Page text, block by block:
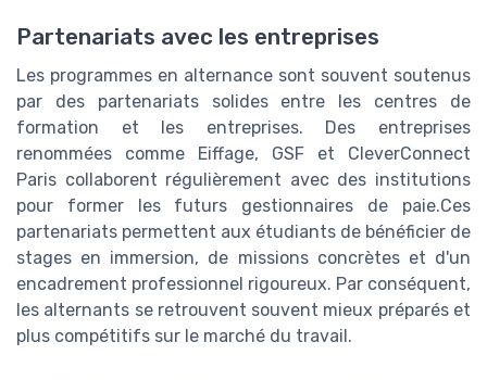
Partenariats avec les entreprises
Les programmes en alternance sont souvent soutenus
par des partenariats solides entre les centres de
formation et les entreprises. Des entreprises
renommées comme Eiffage, GSF et CleverConnect
Paris collaborent régulièrement avec des institutions
pour former les futurs gestionnaires de paie.Ces
partenariats permettent aux étudiants de bénéficier de
stages en immersion, de missions concrètes et d'un
encadrement professionnel rigoureux. Par conséquent,
les alternants se retrouvent souvent mieux préparés et
plus compétitifs sur le marché du travail.